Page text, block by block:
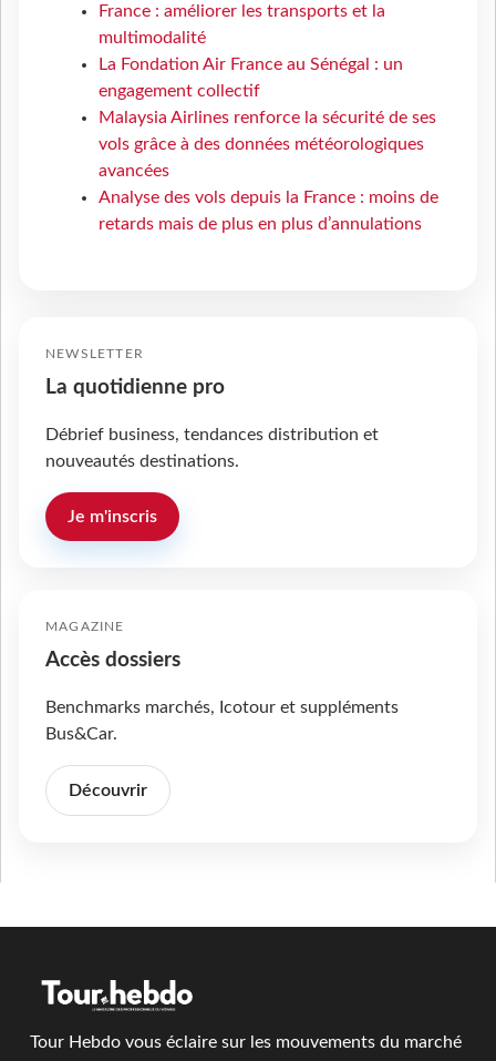
France : améliorer les transports et la
multimodalité
La Fondation Air France au Sénégal : un
engagement collectif
Malaysia Airlines renforce la sécurité de ses
vols grâce à des données météorologiques
avancées
Analyse des vols depuis la France : moins de
retards mais de plus en plus d’annulations
NEWSLETTER
La quotidienne pro
Débrief business, tendances distribution et
nouveautés destinations.
Je m'inscris
MAGAZINE
Accès dossiers
Benchmarks marchés, Icotour et suppléments
Bus&Car.
Découvrir
Tour Hebdo vous éclaire sur les mouvements du marché